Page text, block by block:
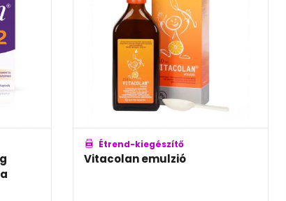
Étrend-kiegészítő
Vitacolan emulzió